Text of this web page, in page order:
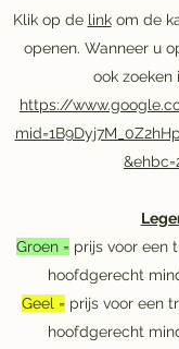
Klik op de linkom de
openen. Wanneer u
ook zoeken
https://
Groen = prijs voor een
hoofdgerecht
Geel =prijs voor een
hoofdgerecht